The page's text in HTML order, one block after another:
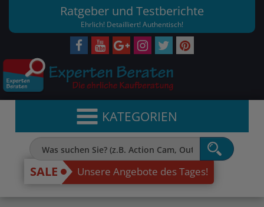
Ratgeber und Testberichte
Ehrlich! Detailliert! Authentisch!
KATEGORIEN
SALE Unsere Angebote des Tages!